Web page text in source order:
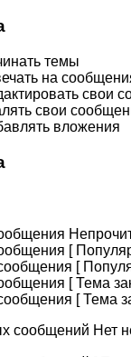
темы
на
свои
свои
вложения
[
[
[ Тема
[ Тема
сообщений Нет